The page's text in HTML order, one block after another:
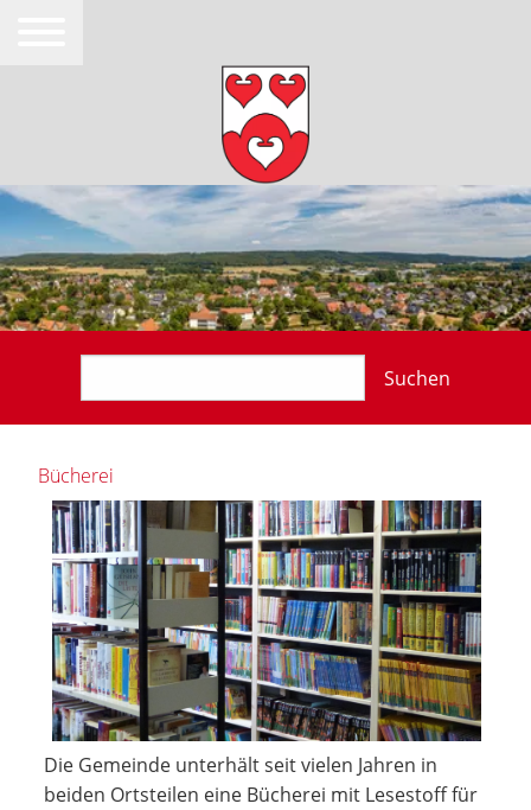
Suchen
Bücherei
Die Gemeinde unterhält seit vielen Jahren in
beiden Ortsteilen eine Bücherei mit Lesestoff für